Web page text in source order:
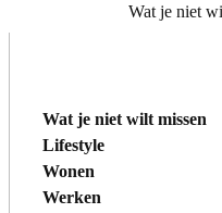
Wat je niet
Wat je niet wilt missen
Lifestyle
Wonen
Werken